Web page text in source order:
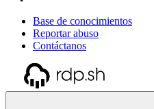
Base de conocimientos
Reportar abuso
Contáctanos